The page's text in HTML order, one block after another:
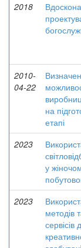
2018
2010-
04-22
на
етапі
2023
у
2023
методів
сервісів